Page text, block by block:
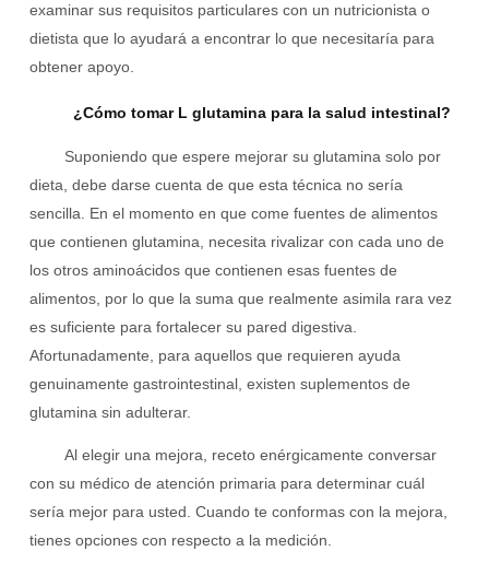
examinar sus requisitos particulares con un nutricionista o
dietista que lo ayudará a encontrar lo que necesitaría para
obtener apoyo.
¿Cómo tomar L glutamina para la salud intestinal?
Suponiendo que espere mejorar su glutamina solo por
dieta, debe darse cuenta de que esta técnica no sería
sencilla. En el momento en que come fuentes de alimentos
que contienen glutamina, necesita rivalizar con cada uno de
los otros aminoácidos que contienen esas fuentes de
alimentos, por lo que la suma que realmente asimila rara vez
es suficiente para fortalecer su pared digestiva.
Afortunadamente, para aquellos que requieren ayuda
genuinamente gastrointestinal, existen suplementos de
glutamina sin adulterar.
Al elegir una mejora, receto enérgicamente conversar
con su médico de atención primaria para determinar cuál
sería mejor para usted. Cuando te conformas con la mejora,
tienes opciones con respecto a la medición.